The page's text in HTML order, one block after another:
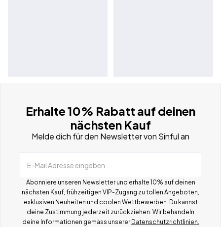
Erhalte 10% Rabatt auf deinen
nächsten Kauf
Melde dich für den Newsletter von Sinful an
E-Mail Adresse eingeben
Abonniere unseren Newsletter und erhalte 10% auf deinen
nächsten Kauf, frühzeitigen VIP-Zugang zu tollen Angeboten,
exklusiven Neuheiten und coolen Wettbewerben. Du kannst
deine Zustimmung jederzeit zurückziehen. Wir behandeln
deine Informationen gemäss unserer Datenschutzrichtlinien.